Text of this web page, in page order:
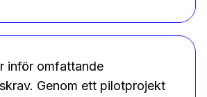
inför omfattande
Genom ett pilotprojekt